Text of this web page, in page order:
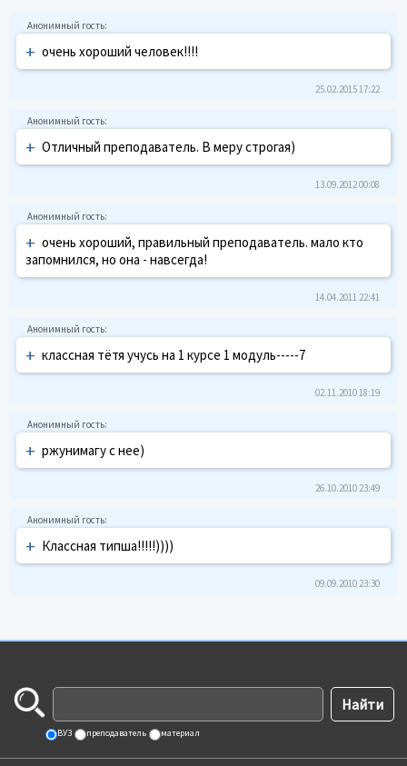
+ очень хороший человек!!!!
25.02.2015 17:22
+ Отличный преподаватель. В меру строгая)
13.09.2012 00:08
+ очень хороший, правильный преподаватель. мало кто
запомнился, но она - навсегда!
14.04.2011 22:41
+ классная тётя учусь на 1 курсе 1 модуль-----7
02.11.2010 18:19
+ ржунимагу с нее)
26.10.2010 23:49
+ Классная типша!!!!!))))
09.09.2010 23:30
ВУЗ преподаватель материал